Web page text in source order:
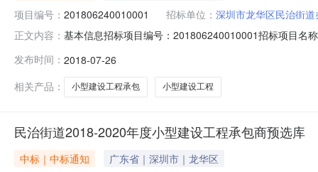
项目编号： 201806240010001 招标单位： 深圳市龙华区民治街
正文内容： 基本信息招标项目编号：201806240010001招标项目名
3121:00:00公示环节：资格审查环节资审结果及业绩文
发布时间： 2018-07-26
相关产品：
小型建设工程承包 小型建设工程
民治街道2018-2020年度小型建设工程承包商预选库
中标｜中标通知
广东省｜深圳市｜龙华区